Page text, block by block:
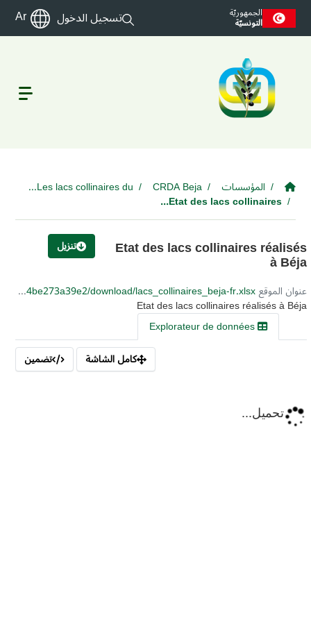
Skip to main content
الجمهوريّة
التونسيّة تسجيل الدخول Ar
المؤسسات CRDA Beja
Les lacs collinaires du...
Etat des lacs collinaires...
تنزيل Etat des lacs collinaires réalisés
à Béja
عنوان الموقع URL:https://catalog.agridata.tn/dataset/eb3d8c39-7312-4c79-8175-357f3aff2bab/resource/a0b96ab8-837a-4750-86bd-44be273a39e2/download/lacs_collinaires_beja-fr.xlsx
Etat des lacs collinaires réalisés à Béja
Explorateur de données
كامل الشاشة
تضمين